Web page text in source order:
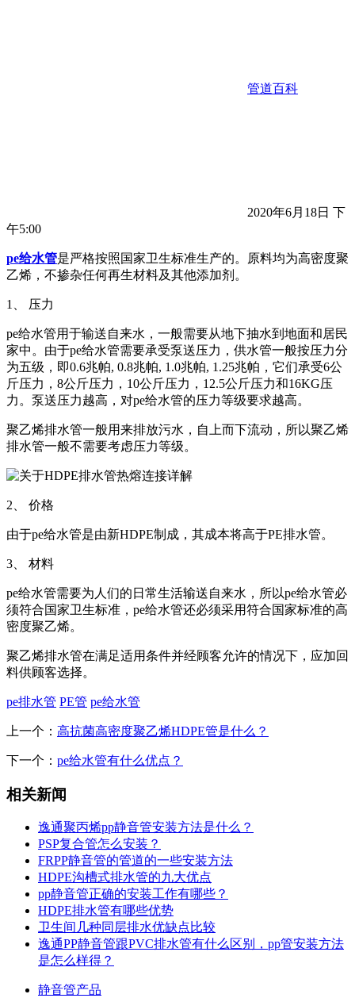
管道百科
2020年6月18日 下
午5:00
pe给水管是严格按照国家卫生标准生产的。原料均为高密度聚
乙烯，不掺杂任何再生材料及其他添加剂。
1、 压力
pe给水管用于输送自来水，一般需要从地下抽水到地面和居民
家中。由于pe给水管需要承受泵送压力，供水管一般按压力分
为五级，即0.6兆帕, 0.8兆帕, 1.0兆帕, 1.25兆帕，它们承受6公
斤压力，8公斤压力，10公斤压力，12.5公斤压力和16KG压
力。泵送压力越高，对pe给水管的压力等级要求越高。
聚乙烯排水管一般用来排放污水，自上而下流动，所以聚乙烯
排水管一般不需要考虑压力等级。
2、 价格
由于pe给水管是由新HDPE制成，其成本将高于PE排水管。
3、 材料
pe给水管需要为人们的日常生活输送自来水，所以pe给水管必
须符合国家卫生标准，pe给水管还必须采用符合国家标准的高
密度聚乙烯。
聚乙烯排水管在满足适用条件并经顾客允许的情况下，应加回
料供顾客选择。
pe排水管 PE管 pe给水管
上一个： 高抗菌高密度聚乙烯HDPE管是什么？
下一个： pe给水管有什么优点？
相关新闻
逸通聚丙烯pp静音管安装方法是什么？
PSP复合管怎么安装？
FRPP静音管的管道的一些安装方法
HDPE沟槽式排水管的九大优点
pp静音管正确的安装工作有哪些？
HDPE排水管有哪些优势
卫生间几种同层排水优缺点比较
逸通PP静音管跟PVC排水管有什么区别，pp管安装方法
是怎么样得？
静音管产品